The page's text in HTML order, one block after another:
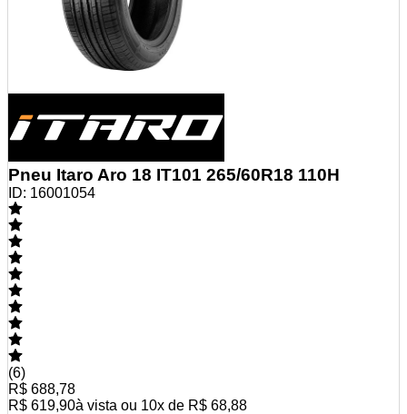
Pneu Itaro Aro 18 IT101 265/60R18 110H
ID: 16001054
(6)
R$ 688,78
R$ 619,90à vista ou 10x de R$ 68,88